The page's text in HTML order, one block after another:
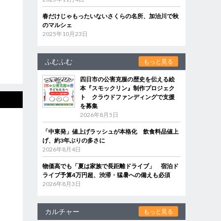
春だけじゃもったいないさくらの名所、加治川で秋
のマルシェ
2025年10月23日
ふむふむ もっと見る
四日市の公害克服の歴史を伝える絵
本『スモックリン』制作プロジェク
ト クラウドファンディングで支援
を募集
2026年8月5日
「中東発」値上げラッシュが本格化 飲食料品値上
げ、約3年ぶりの多さに
2026年8月4日
物価高でも「夏は家族で長距離ドライブ」 宿泊ド
ライブ予算4万円超、渋滞・猛暑への備えも必須
2026年8月3日
カルチャー もっと見る